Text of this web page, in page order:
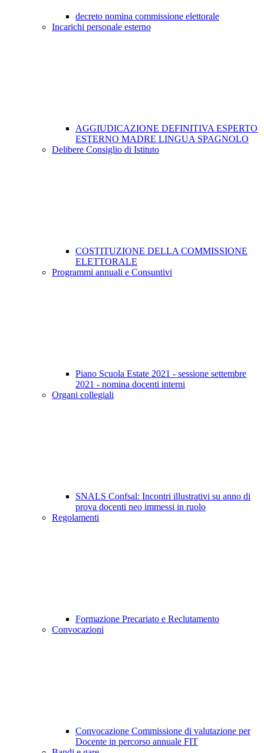
decreto nomina commissione elettorale
Incarichi personale esterno
AGGIUDICAZIONE DEFINITIVA ESPERTO
ESTERNO MADRE LINGUA SPAGNOLO
Delibere Consiglio di Istituto
COSTITUZIONE DELLA COMMISSIONE
ELETTORALE
Programmi annuali e Consuntivi
Piano Scuola Estate 2021 - sessione settembre
2021 - nomina docenti interni
Organi collegiali
SNALS Confsal: Incontri illustrativi su anno di
prova docenti neo immessi in ruolo
Regolamenti
Formazione Precariato e Reclutamento
Convocazioni
Convocazione Commissione di valutazione per
Docente in percorso annuale FIT